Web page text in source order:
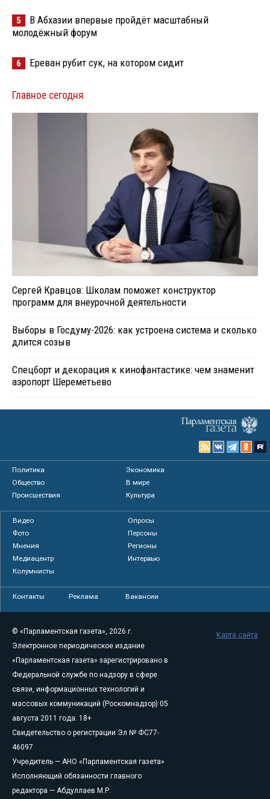
5
В Абхазии впервые пройдёт масштабный
молодёжный форум
6 Ереван рубит сук, на котором сидит
Главное сегодня
Сергей Кравцов: Школам поможет конструктор
программ для внеурочной деятельности
Выборы в Госдуму-2026: как устроена система и сколько
длится созыв
Спецборт и декорация к кинофантастике: чем знаменит
аэропорт Шереметьево
Политика
Экономика
Общество
В мире
Происшествия
Культура
Видео
Опросы
Фото
Персоны
Мнения
Регионы
Медиацентр
Интервью
Колумнисты
Контакты Реклама Вакансии
© «Парламентская газета», 2026 г.
Электронное периодическое издание
«Парламентская газета» зарегистрировано в
Федеральной службе по надзору в сфере
связи, информационных технологий и
массовых коммуникаций (Роскомнадзор) 05
августа 2011 года. 18+
Свидетельство о регистрации Эл № ФС77-
46097
Учредитель — АНО «Парламентская газета»
Исполняющий обязанности главного
редактора — Абдуллаев М.Р.
Карта сайта